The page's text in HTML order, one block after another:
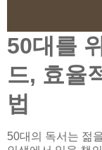
50대를
드, 효율
법
50대의 독서는 젊